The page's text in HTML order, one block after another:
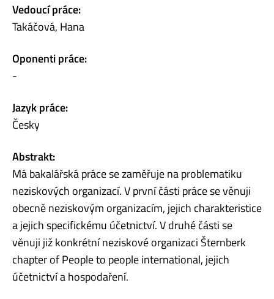
Vedoucí práce:
Takáčová, Hana
Oponenti práce:
-
Jazyk práce:
Česky
Abstrakt:
Má bakalářská práce se zaměřuje na problematiku
neziskových organizací. V první části práce se věnuji
obecně neziskovým organizacím, jejich charakteristice
a jejich specifickému účetnictví. V druhé části se
věnuji již konkrétní neziskové organizaci Šternberk
chapter of People to people international, jejich
účetnictví a hospodaření.